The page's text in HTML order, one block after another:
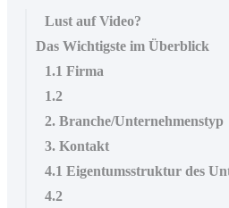
Lust auf Video?
Das Wichtigste im Überblick
1.1 Firma
1.2
2. Branche/Unternehmenstyp
3. Kontakt
4.1 Eigentumsstruktur des
4.2